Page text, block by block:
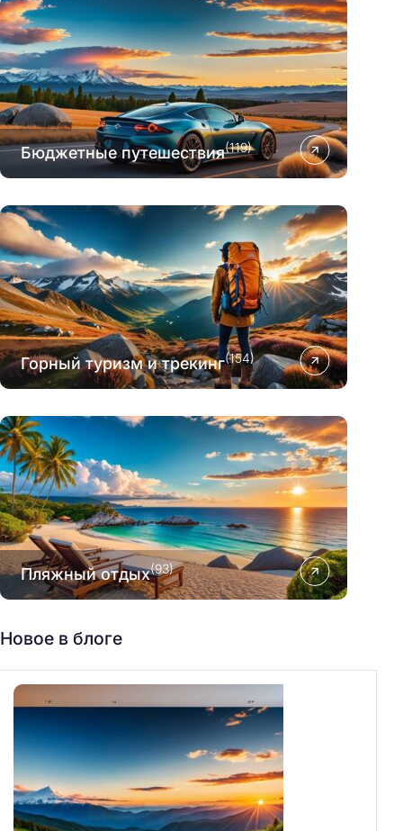
Бюджетные путешествия(119)
Горный туризм и трекинг(154)
Пляжный отдых(93)
Новое в блоге